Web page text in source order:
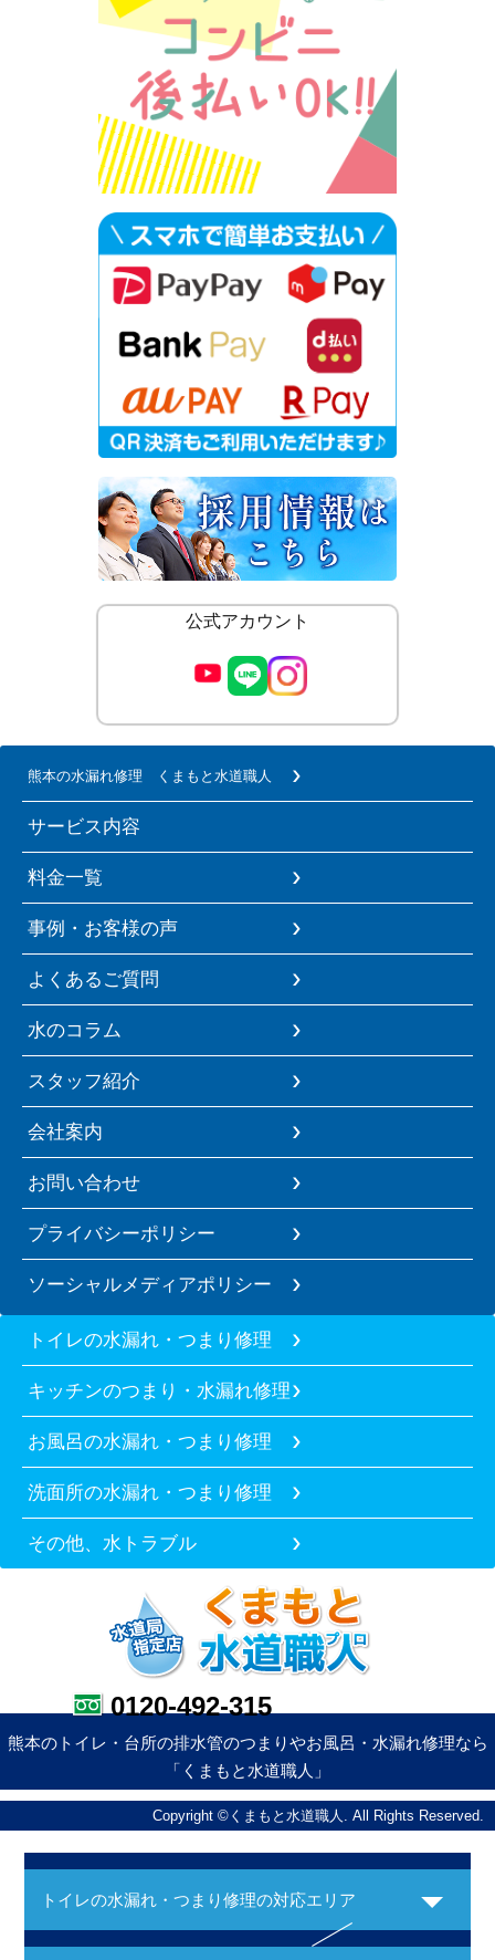
公式アカウント
熊本の水漏れ修理 くまもと水道職人
サービス内容
料金一覧
事例・お客様の声
よくあるご質問
水のコラム
スタッフ紹介
会社案内
お問い合わせ
プライバシーポリシー
ソーシャルメディアポリシー
トイレの水漏れ・つまり修理
キッチンのつまり・水漏れ修理
お風呂の水漏れ・つまり修理
洗面所の水漏れ・つまり修理
その他、水トラブル
0120-492-315
熊本のトイレ・台所の排水管のつまりやお風呂・水漏れ修理なら
「くまもと水道職人」
Copyright ©くまもと水道職人. All Rights Reserved.
トイレの水漏れ・つまり修理の対応エリア